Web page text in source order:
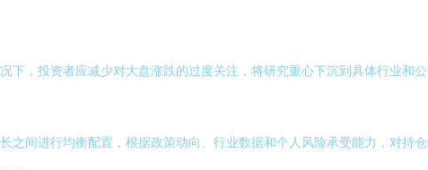
下，投资者应减少对大盘涨跌的过度关注，将研究重心下沉到具体行业和
之间进行均衡配置，根据政策动向、行业数据和个人风险承受能力，对持